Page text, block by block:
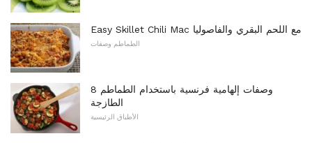
Easy Skillet Chili Mac مع اللحم البقري والفاصوليا
الطماطم وصفات
8 وصفات إلهامية فرنسية باستخدام الطماطم
الطازجة
الأطباق الرئيسية